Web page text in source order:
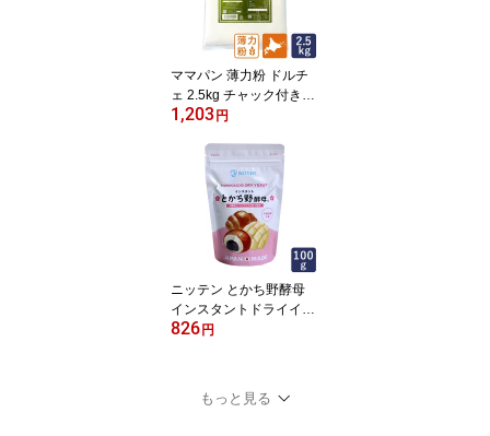
ママパン 薄力粉 ドルチ
ェ 2.5kg チャック付き袋
菓子用小麦粉 北海道産
フォンケーキ スポンジケ
ーキ パウンドケーキ マ
フィン クッキー_
1,203 円
ニッテン とかち野酵母
インスタントドライイー
スト 100g 酵母 ドライ酵
826 円
もっと見る